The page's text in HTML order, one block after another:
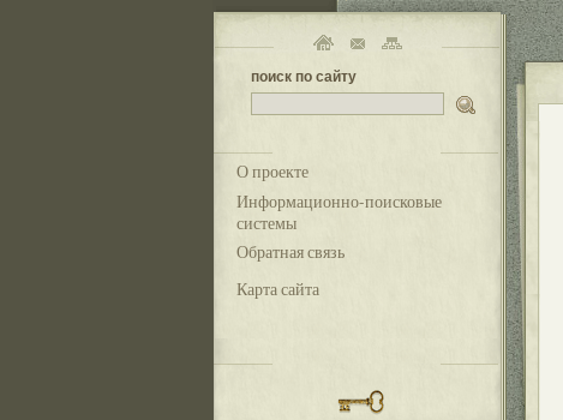
поиск по сайту
О проекте
Информационно-поисковые
системы
Обратная связь
Карта сайта